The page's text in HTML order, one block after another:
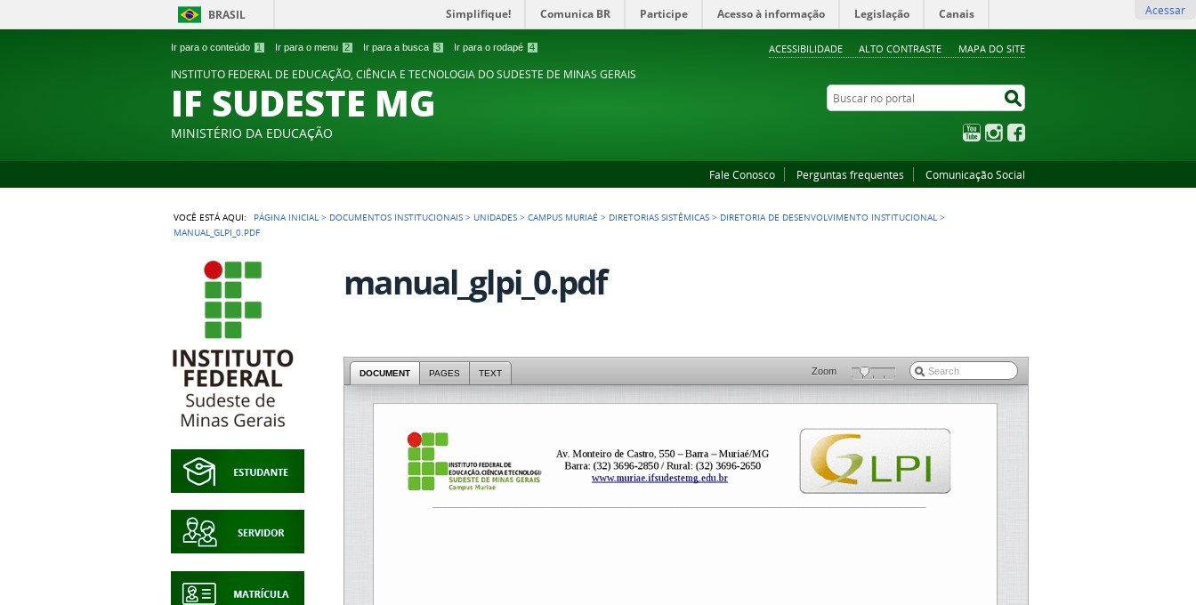
Ir para o conteúdo 1 Ir para o menu 2 Ir para a busca 3 Ir para o rodapé 4 ACESSIBILIDADE ALTO CONTRASTE MAPA DO SITE
BRASIL Simplifique! Comunica BR Participe Acesso à informação Legislação Canais Acessar
INSTITUTO FEDERAL DE EDUCAÇÃO, CIÊNCIA E TECNOLOGIA DO SUDESTE DE MINAS GERAIS
IF SUDESTE MG
MINISTÉRIO DA EDUCAÇÃO
Buscar no portal
YouTubeInstagram
Fale Conosco Perguntas frequentes Comunicação Social
VOCÊ ESTÁ AQUI: PÁGINA INICIAL > DOCUMENTOS INSTITUCIONAIS > UNIDADES >CAMPUS MURIAÉ > DIRETORIAS SISTÊMICAS > DIRETORIA DE DESENVOLVIMENTO INSTITUCIONAL >
MANUAL_GLPI_0.PDF
manual_glpi_0.pdf
DOCUMENT PAGES TEXT Zoom